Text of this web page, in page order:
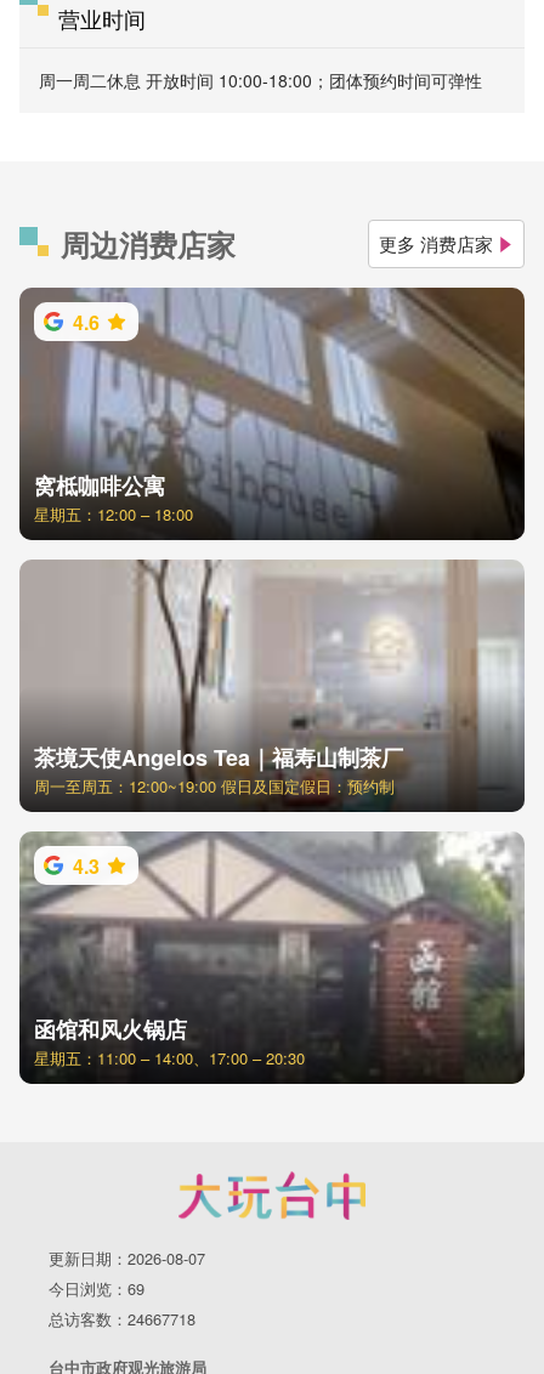
营业时间
周一周二休息 开放时间 10:00-18:00；团体预约时间可弹性
周边消费店家 更多 消费店家
4.6
窝柢咖啡公寓
星期五：12:00 – 18:00
茶境天使Angelos Tea｜福寿山制茶厂
周一至周五：12:00~19:00 假日及国定假日：预约制
4.3
函馆和风火锅店
星期五：11:00 – 14:00、17:00 – 20:30
更新日期：2026-08-07
今日浏览：69
总访客数：24667718
台中市政府观光旅游局